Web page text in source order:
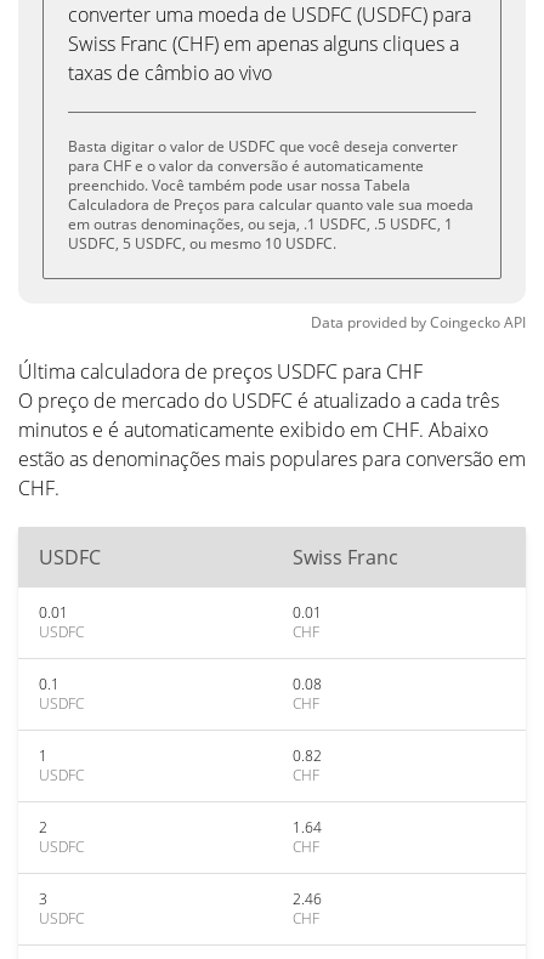
converter uma moeda de USDFC (USDFC) para
Swiss Franc (CHF) em apenas alguns cliques a
taxas de câmbio ao vivo
Basta digitar o valor de USDFC que você deseja converter
para CHF e o valor da conversão é automaticamente
preenchido. Você também pode usar nossa Tabela
Calculadora de Preços para calcular quanto vale sua moeda
em outras denominações, ou seja, .1 USDFC, .5 USDFC, 1
USDFC, 5 USDFC, ou mesmo 10 USDFC.
Data provided byCoingeckoAPI
Última calculadora de preços USDFC para CHF
O preço de mercado do USDFC é atualizado a cada três
minutos e é automaticamente exibido em CHF. Abaixo
estão as denominações mais populares para conversão em
CHF.
USDFC Swiss Franc
0.01
USDFC
0.01
CHF
0.1
USDFC
0.08
CHF
1
USDFC
0.82
CHF
2
USDFC
1.64
CHF
3
USDFC
2.46
CHF